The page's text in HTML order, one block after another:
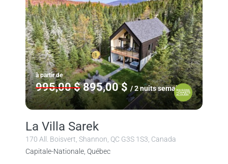
à partir de
995,00 $ 895,00 $ / 2 nuits semaine
La Villa Sarek
170 All. Boisvert, Shannon, QC G3S 1S3, Canada
Capitale-Nationale, Québec